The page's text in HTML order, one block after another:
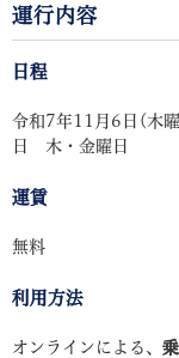
運行内容
日程
令和7年11月6日(木
日 木・金曜日
運賃
無料
利用方法
オンラインによる、